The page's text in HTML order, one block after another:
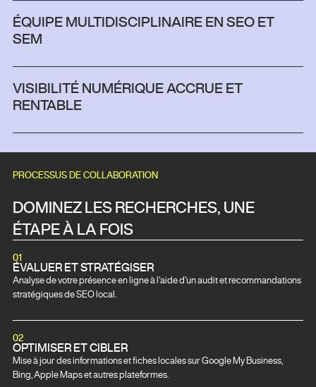
ÉQUIPE MULTIDISCIPLINAIRE EN SEO ET
SEM
VISIBILITÉ NUMÉRIQUE ACCRUE ET
RENTABLE
PROCESSUS DE COLLABORATION
DOMINEZ LES RECHERCHES, UNE
ÉTAPE À LA FOIS
01
ÉVALUER ET STRATÉGISER
Analyse de votre présence en ligne à l'aide d'un audit et recommandations
stratégiques de SEO local.
02
OPTIMISER ET CIBLER
Mise à jour des informations et fiches locales sur Google My Business,
Bing, Apple Maps et autres plateformes.